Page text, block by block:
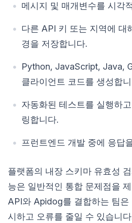
메시지 및 매개변수를 시각
다른 API 키 또는 지역에 대
경을 저장합니다.
Python, JavaScript, Java,
클라이언트 코드를 생성합
자동화된 테스트를 실행하
링합니다.
프런트엔드 개발 중에 응답
플랫폼의 내장 스키마 유효성
능은 일반적인 통합 문제점을
API와 Apidog를 결합하는 팀은
시하고 오류를 줄일 수 있습니